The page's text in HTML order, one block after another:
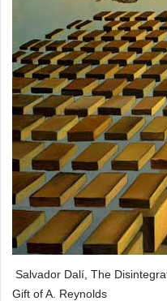
Salvador Dalí, The
Gift of A. Reynolds